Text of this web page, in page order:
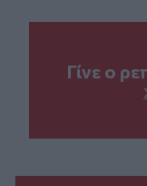
Γίνε ο